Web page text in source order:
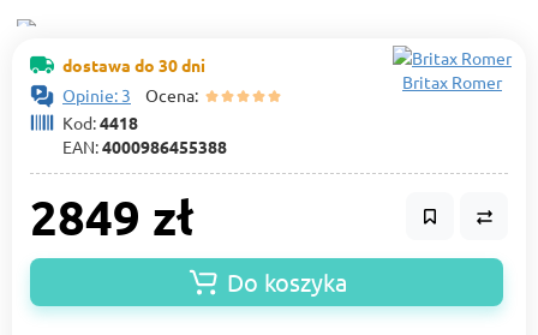
dostawa do 30 dni
Opinie: 3 Ocena:
Kod:4418
EAN:4000986455388
Britax Romer
2849 zł
Do koszyka